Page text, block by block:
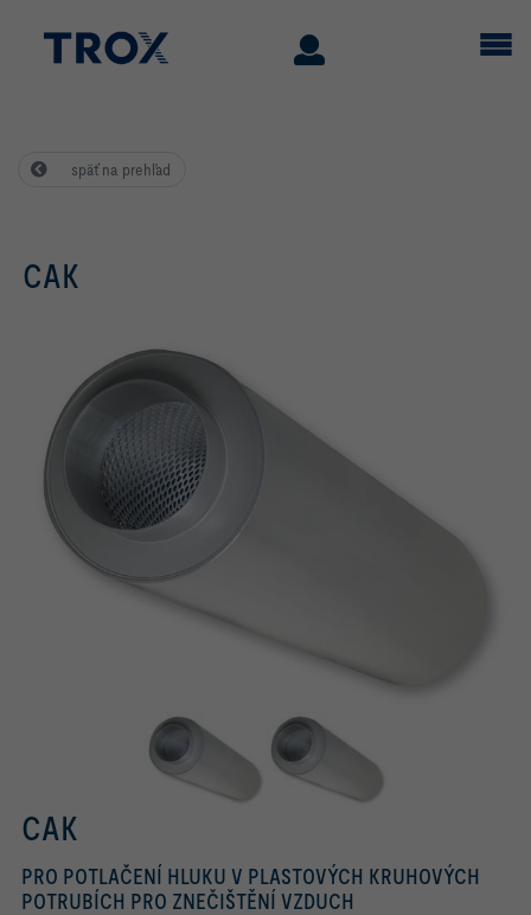
späť na prehľad
CAK
CAK
PRO POTLAČENÍ HLUKU V PLASTOVÝCH KRUHOVÝCH
POTRUBÍCH PRO ZNEČIŠTĚNÍ VZDUCH